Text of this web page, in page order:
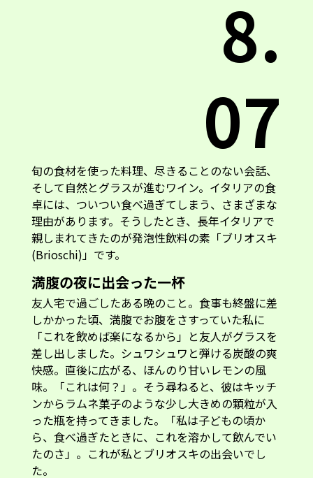
8.
07
旬の食材を使った料理、尽きることのない会話、
そして自然とグラスが進むワイン。イタリアの食
卓には、ついつい食べ過ぎてしまう、さまざまな
理由があります。そうしたとき、長年イタリアで
親しまれてきたのが発泡性飲料の素「ブリオスキ
(Brioschi)」です。
満腹の夜に出会った一杯
友人宅で過ごしたある晩のこと。食事も終盤に差
しかかった頃、満腹でお腹をさすっていた私に
「これを飲めば楽になるから」と友人がグラスを
差し出しました。シュワシュワと弾ける炭酸の爽
快感。直後に広がる、ほんのり甘いレモンの風
味。「これは何？」。そう尋ねると、彼はキッチ
ンからラムネ菓子のような少し大きめの顆粒が入
った瓶を持ってきました。「私は子どもの頃か
ら、食べ過ぎたときに、これを溶かして飲んでい
たのさ」。これが私とブリオスキの出会いでし
た。